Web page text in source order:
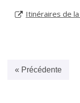
Itinéraires de
« Précédente